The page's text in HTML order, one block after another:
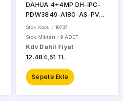
DAHUA 4+4MP DH-IPC-
PDW3849-A180-AS-PV
TİOC Sabit Odaklı IP
Kamera Wizsense
Stok Kodu : 10737
Stok Miktarı : 9 ADET
Kdv Dahil Fiyat
12.484,51 TL
Sepete Ekle